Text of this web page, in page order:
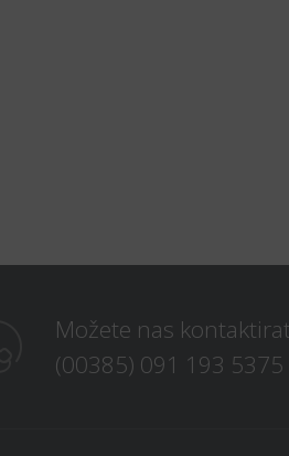
Možete nas
(00385) 091 193 5375